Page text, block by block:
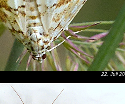
22. Juli